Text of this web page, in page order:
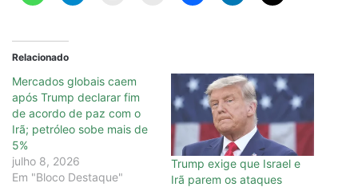
Relacionado
Mercados globais caem
após Trump declarar fim
de acordo de paz com o
Irã; petróleo sobe mais de
5%
julho 8, 2026
Em "Bloco Destaque"
Trump exige que Israel e
Irã parem os ataques